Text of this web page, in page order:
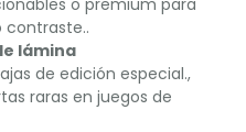
contraste..
lámina
de edición especial.,
raras en juegos de